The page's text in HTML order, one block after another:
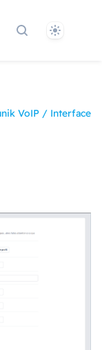
Rechercher
Theme
VoIP / Interface